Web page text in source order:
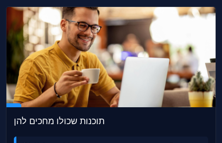
תוכנות שכולו מחכים להן